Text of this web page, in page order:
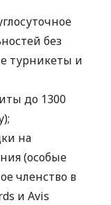
без
турникеты и
до 1300
на
(особые
членство в
и Avis